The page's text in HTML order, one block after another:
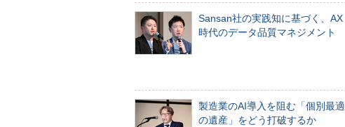
Sansan社の実践知に基づく、AX
時代のデータ品質マネジメント
製造業のAI導入を阻む「個別最適
の遺産」をどう打破するか